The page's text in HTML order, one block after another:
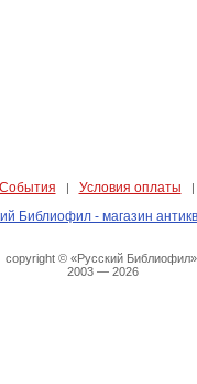
События | Условия оплаты |
Библиофил - магазин
copyright © «Русский Библиофил»,
2003 — 2026